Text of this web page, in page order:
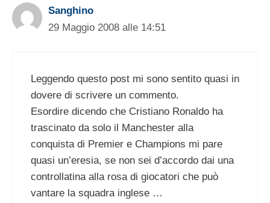
Sanghino
29 Maggio 2008 alle 14:51
Leggendo questo post mi sono sentito quasi in
dovere di scrivere un commento.
Esordire dicendo che Cristiano Ronaldo ha
trascinato da solo il Manchester alla
conquista di Premier e Champions mi pare
quasi un’eresia, se non sei d’accordo dai una
controllatina alla rosa di giocatori che può
vantare la squadra inglese …